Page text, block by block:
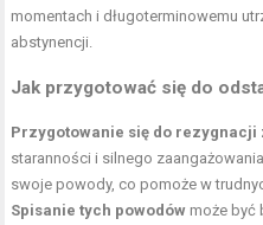
momentach i długoterminowemu
abstynencji.
Jak przygotować się do
Przygotowanie się do rezygnacji
staranności i silnego
swoje powody, co pomoże w
Spisanie tych powodów może być